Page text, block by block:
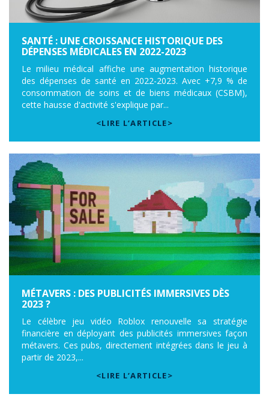
SANTÉ : UNE CROISSANCE HISTORIQUE DES
DÉPENSES MÉDICALES EN 2022-2023
Le milieu médical affiche une augmentation historique
des dépenses de santé en 2022-2023. Avec +7,9 % de
consommation de soins et de biens médicaux (CSBM),
cette hausse d'activité s'explique par...
<LIRE L’ARTICLE>
MÉTAVERS : DES PUBLICITÉS IMMERSIVES DÈS
2023 ?
Le célèbre jeu vidéo Roblox renouvelle sa stratégie
financière en déployant des publicités immersives façon
métavers. Ces pubs, directement intégrées dans le jeu à
partir de 2023,...
<LIRE L’ARTICLE>